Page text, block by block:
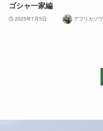
ゴシャ一家編
2025年7月5日 アフリカゾウ